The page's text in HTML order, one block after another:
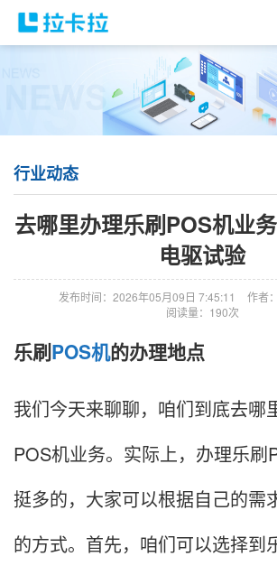
行业动态
去哪里办理乐刷POS机业
电驱试验
发布时间：2026年05月09日 7:45:11
作者
阅读量：190次
乐刷POS机的办理地点
我们今天来聊聊，咱们到底去哪
POS机业务。实际上，办理乐刷
挺多的，大家可以根据自己的需
的方式。首先，咱们可以选择到